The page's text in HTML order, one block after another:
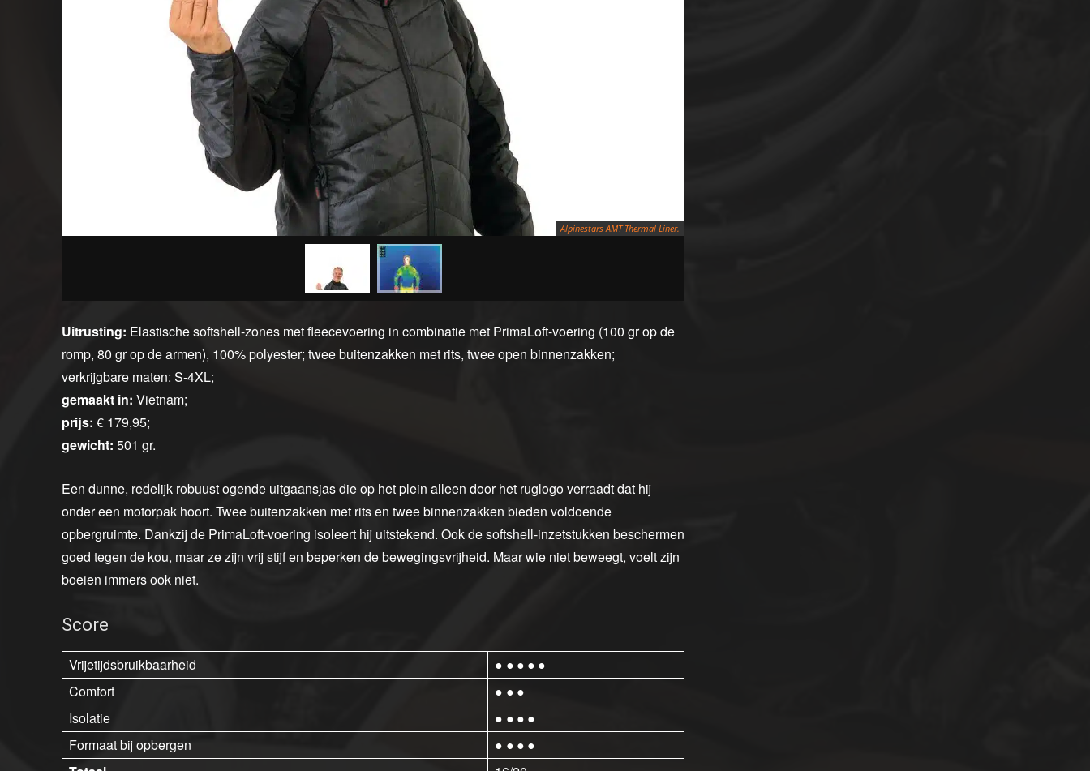
Alpinestars AMT Thermal Liner.
Uitrusting: Elastische softshell-zones met fleecevoering in combinatie met PrimaLoft-voering (100 gr op de
romp, 80 gr op de armen), 100% polyester; twee buitenzakken met rits, twee open binnenzakken;
verkrijgbare maten: S-4XL;
gemaakt in: Vietnam;
prijs: € 179,95;
gewicht: 501 gr.
Een dunne, redelijk robuust ogende uitgaansjas die op het plein alleen door het ruglogo verraadt dat hij
onder een motorpak hoort. Twee buitenzakken met rits en twee binnenzakken bieden voldoende
opbergruimte. Dankzij de PrimaLoft-voering isoleert hij uitstekend. Ook de softshell-inzetstukken beschermen
goed tegen de kou, maar ze zijn vrij stijf en beperken de bewegingsvrijheid. Maar wie niet beweegt, voelt zijn
boeien immers ook niet.
Score
Vrijetijdsbruikbaarheid
● ● ● ● ●
Comfort
● ● ●
Isolatie
● ● ● ●
Formaat bij opbergen
● ● ● ●